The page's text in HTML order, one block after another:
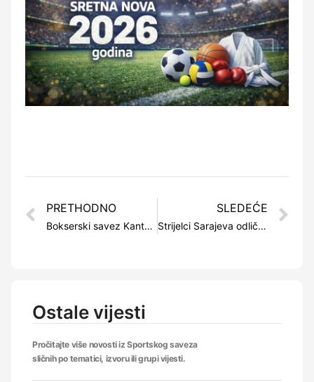
PRETHODNO
Bokserski savez Kantona Sarajevo izabrao najuspješnije boksere u 2021.godini
SLEDEĆE
Strijelci Sarajeva odlični na Walther Cupu, Segmedina Bjelošević ponovo oborila rekord
Ostale vijesti
Pročitajte više novosti iz Sportskog saveza
sličnih po tematici, izvoru ili grupi vijesti.